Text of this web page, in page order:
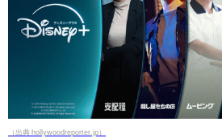
（出典 hollywoodreporter.jp）